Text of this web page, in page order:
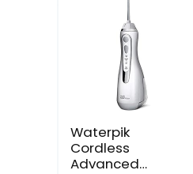
Waterpik
Cordless
Advanced